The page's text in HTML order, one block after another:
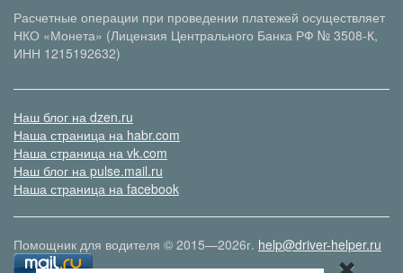
Расчетные операции при проведении платежей осуществляет
НКО «Монета» (Лицензия Центрального Банка РФ № 3508-К,
ИНН 1215192632)
Наш блог на dzen.ru
Наша страница на habr.com
Наша страница на vk.com
Наш блог на pulse.mail.ru
Наша страница на facebook
Помощник для водителя © 2015—2026г. help@driver-helper.ru